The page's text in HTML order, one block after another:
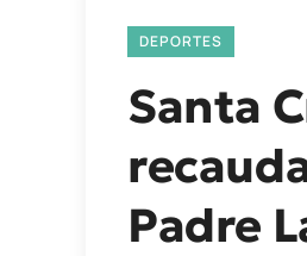
DEPORTES
Santa
Padre